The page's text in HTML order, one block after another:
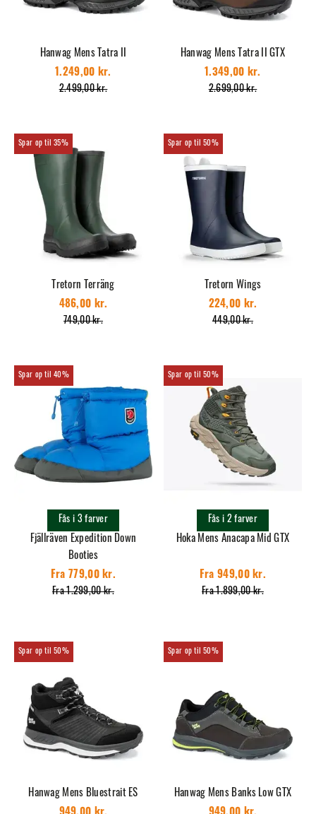
Hanwag Mens Tatra II
2.499,00 kr.
1.249,00 kr.
Hanwag Mens Tatra II GTX
2.699,00 kr.
1.349,00 kr.
35%
Tretorn Terräng
749,00 kr.
486,00 kr.
50%
Tretorn Wings
449,00 kr.
224,00 kr.
40%
Fjällräven Expedition Down
Booties
Fra 1.299,00 kr.
Fra 779,00 kr.
Fås i 3 farver
50%
Hoka Mens Anacapa Mid GTX
Fra 1.899,00 kr.
Fra 949,00 kr.
Fås i 2 farver
50%
Hanwag Mens Bluestrait ES
50%
Hanwag Mens Banks Low GTX